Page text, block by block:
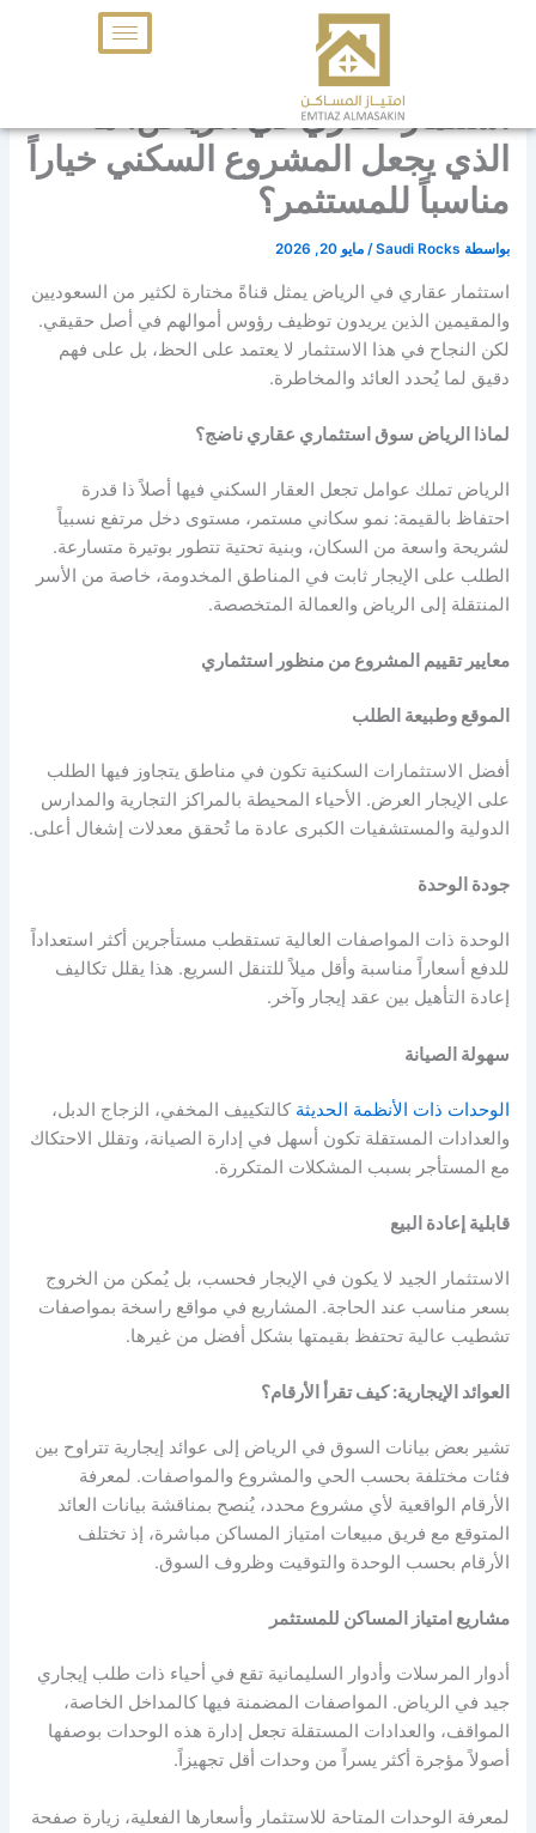
استثمار عقاري في الرياض: ما
الذي يجعل المشروع السكني خياراً
مناسباً للمستثمر؟
بواسطة Saudi Rocks
/مايو 20, 2026
استثمار عقاري في الرياض يمثل قناةً مختارة لكثير من السعوديين
والمقيمين الذين يريدون توظيف رؤوس أموالهم في أصل حقيقي.
لكن النجاح في هذا الاستثمار لا يعتمد على الحظ، بل على فهم
دقيق لما يُحدد العائد والمخاطرة.
لماذا الرياض سوق استثماري عقاري ناضج؟
الرياض تملك عوامل تجعل العقار السكني فيها أصلاً ذا قدرة
احتفاظ بالقيمة: نمو سكاني مستمر، مستوى دخل مرتفع نسبياً
لشريحة واسعة من السكان، وبنية تحتية تتطور بوتيرة متسارعة.
الطلب على الإيجار ثابت في المناطق المخدومة، خاصة من الأسر
المنتقلة إلى الرياض والعمالة المتخصصة.
معايير تقييم المشروع من منظور استثماري
الموقع وطبيعة الطلب
أفضل الاستثمارات السكنية تكون في مناطق يتجاوز فيها الطلب
على الإيجار العرض. الأحياء المحيطة بالمراكز التجارية والمدارس
الدولية والمستشفيات الكبرى عادة ما تُحقق معدلات إشغال أعلى.
جودة الوحدة
الوحدة ذات المواصفات العالية تستقطب مستأجرين أكثر استعداداً
للدفع أسعاراً مناسبة وأقل ميلاً للتنقل السريع. هذا يقلل تكاليف
إعادة التأهيل بين عقد إيجار وآخر.
سهولة الصيانة
الوحدات ذات الأنظمة الحديثة كالتكييف المخفي، الزجاج الدبل،
والعدادات المستقلة تكون أسهل في إدارة الصيانة، وتقلل الاحتكاك
مع المستأجر بسبب المشكلات المتكررة.
قابلية إعادة البيع
الاستثمار الجيد لا يكون في الإيجار فحسب، بل يُمكن من الخروج
بسعر مناسب عند الحاجة. المشاريع في مواقع راسخة بمواصفات
تشطيب عالية تحتفظ بقيمتها بشكل أفضل من غيرها.
العوائد الإيجارية: كيف تقرأ الأرقام؟
تشير بعض بيانات السوق في الرياض إلى عوائد إيجارية تتراوح بين
فئات مختلفة بحسب الحي والمشروع والمواصفات. لمعرفة
الأرقام الواقعية لأي مشروع محدد، يُنصح بمناقشة بيانات العائد
المتوقع مع فريق مبيعات امتياز المساكن مباشرة، إذ تختلف
الأرقام بحسب الوحدة والتوقيت وظروف السوق.
مشاريع امتياز المساكن للمستثمر
أدوار المرسلات وأدوار السليمانية تقع في أحياء ذات طلب إيجاري
جيد في الرياض. المواصفات المضمنة فيها كالمداخل الخاصة،
المواقف، والعدادات المستقلة تجعل إدارة هذه الوحدات بوصفها
أصولاً مؤجرة أكثر يسراً من وحدات أقل تجهيزاً.
لمعرفة الوحدات المتاحة للاستثمار وأسعارها الفعلية، زيارة صفحة